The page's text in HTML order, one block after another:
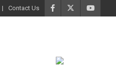
Contact Us